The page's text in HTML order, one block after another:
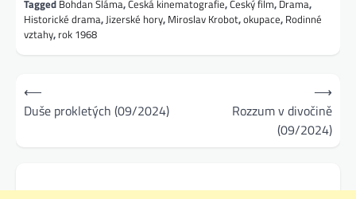
Tagged Bohdan Sláma,Česká kinematografie,Český film, Drama,
Historické drama,Jizerské hory, Miroslav Krobot,okupace, Rodinné
vztahy, rok 1968
Navigace
pro
⟵
Duše prokletých (09/2024)
Rozzum v divočině
(09/2024)
⟶